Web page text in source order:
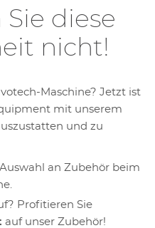
Sie diese
nicht!
Maschine? Jetzt ist
mit unserem
und zu
an Zubehör beim
Profitieren Sie
auf unser Zubehör!